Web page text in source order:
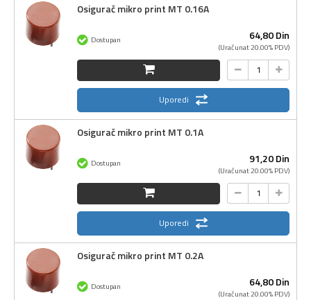
Osigurač mikro print MT 0.16A
64,80Din
(Uračunat 20.00% PDV)
Dostupan
Uporedi
Osigurač mikro print MT 0.1A
91,20Din
(Uračunat 20.00% PDV)
Dostupan
Uporedi
Osigurač mikro print MT 0.2A
64,80Din
(Uračunat 20.00% PDV)
Dostupan